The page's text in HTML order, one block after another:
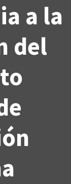
a la
del